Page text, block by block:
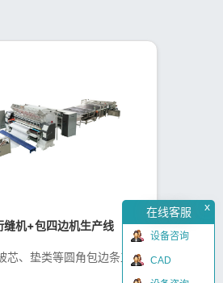
在线客服 x
设备咨询
CAD
缝机+包四边机生产线
芯、垫类等圆角包边条工艺